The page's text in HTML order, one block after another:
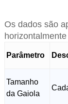
Os dados são
Parâmetro
Tamanho
da Gaiola